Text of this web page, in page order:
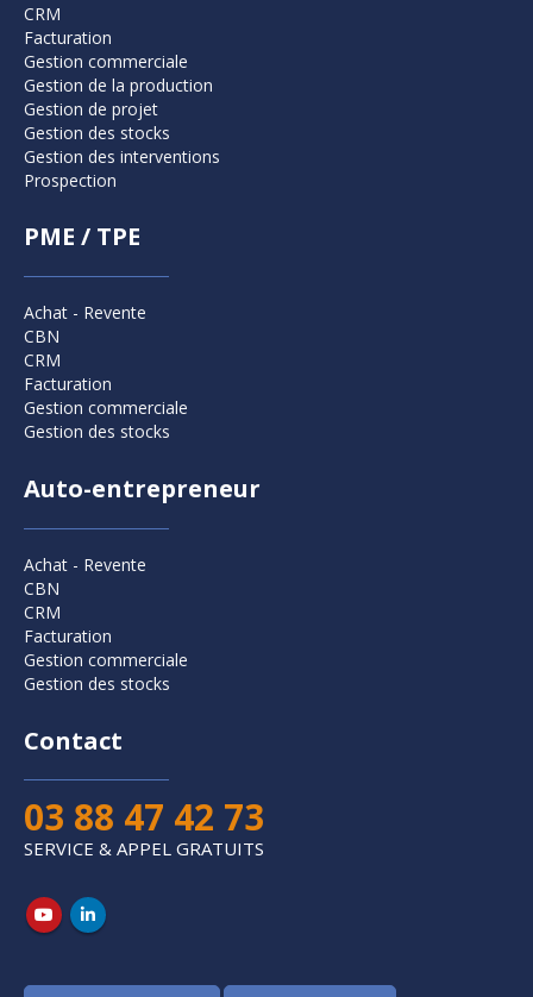
CRM
Facturation
Gestion commerciale
Gestion de la production
Gestion de projet
Gestion des stocks
Gestion des interventions
Prospection
PME / TPE
Achat - Revente
CBN
CRM
Facturation
Gestion commerciale
Gestion des stocks
Auto-entrepreneur
Achat - Revente
CBN
CRM
Facturation
Gestion commerciale
Gestion des stocks
Contact
03 88 47 42 73
SERVICE & APPEL GRATUITS